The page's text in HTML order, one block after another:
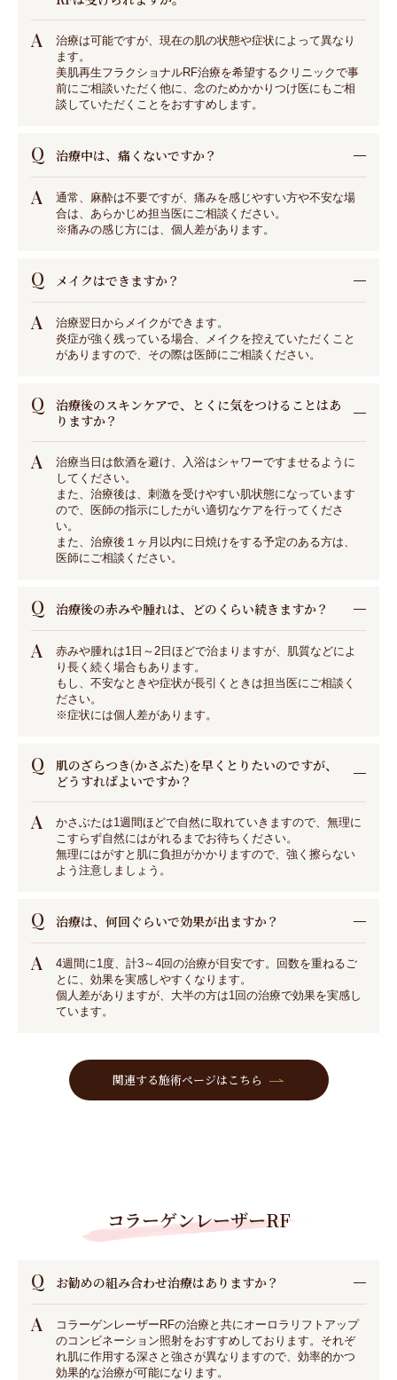
A
治療は可能ですが、現在の肌の状態や症状によって異なり
ます。
美肌再生フラクショナルRF治療を希望するクリニックで事
前にご相談いただく他に、念のためかかりつけ医にもご相
談していただくことをおすすめします。
Q 治療中は、痛くないですか？
A
通常、麻酔は不要ですが、痛みを感じやすい方や不安な場
合は、あらかじめ担当医にご相談ください。
※痛みの感じ方には、個人差があります。
Q メイクはできますか？
A
治療翌日からメイクができます。
炎症が強く残っている場合、メイクを控えていただくこと
がありますので、その際は医師にご相談ください。
Q
治療後のスキンケアで、とくに気をつけることはあ
りますか？
A
治療当日は飲酒を避け、入浴はシャワーですませるように
してください。
また、治療後は、刺激を受けやすい肌状態になっています
ので、医師の指示にしたがい適切なケアを行ってくださ
い。
また、治療後１ヶ月以内に日焼けをする予定のある方は、
医師にご相談ください。
Q 治療後の赤みや腫れは、どのくらい続きますか？
A
赤みや腫れは1日～2日ほどで治まりますが、肌質などによ
り長く続く場合もあります。
もし、不安なときや症状が長引くときは担当医にご相談く
ださい。
※症状には個人差があります。
Q
肌のざらつき(かさぶた)を早くとりたいのですが、
どうすればよいですか？
A
かさぶたは1週間ほどで自然に取れていきますので、無理に
こすらず自然にはがれるまでお待ちください。
無理にはがすと肌に負担がかかりますので、強く擦らない
よう注意しましょう。
Q 治療は、何回ぐらいで効果が出ますか？
A
4週間に1度、計3～4回の治療が目安です。回数を重ねるご
とに、効果を実感しやすくなります。
個人差がありますが、大半の方は1回の治療で効果を実感し
ています。
関連する施術ページはこちら
コラーゲンレーザーRF
Q お勧めの組み合わせ治療はありますか？
A
コラーゲンレーザーRFの治療と共にオーロラリフトアップ
のコンビネーション照射をおすすめしております。それぞ
れ肌に作用する深さと強さが異なりますので、効率的かつ
効果的な治療が可能になります。